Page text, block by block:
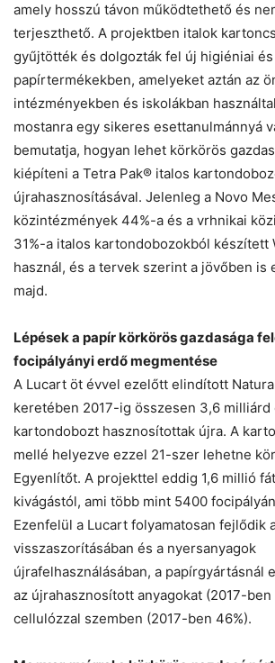
amely hosszú távon működtethető és
terjeszthető. A projektben italok
gyűjtötték és dolgozták fel új higiéniai
papírtermékekben, amelyeket aztán az
intézményekben és iskolákban
mostanra egy sikeres esettanulmánnyá
bemutatja, hogyan lehet körkörös
kiépíteni a Tetra Pak® italos
újrahasznosításával. Jelenleg a Novo
közintézmények 44%-a és a vrhnikai
31%-a italos kartondobozokból készített
használ, és a tervek szerint a jövőben is
majd.
Lépések a papír körkörös gazdasága
focipályányi erdő megmentése
A Lucart öt évvel ezelőtt elindított
keretében 2017-ig összesen 3,6
kartondobozt hasznosítottak újra. A
mellé helyezve ezzel 21-szer lehetne
Egyenlítőt. A projekttel eddig 1,6 millió
kivágástól, ami több mint 5400
Ezenfelül a Lucart folyamatosan fejlődik
visszaszorításában és a nyersanyagok
újrafelhasználásában, a papírgyártásnál
az újrahasznosított anyagokat (2017-ben
cellulózzal szemben (2017-ben 46%).